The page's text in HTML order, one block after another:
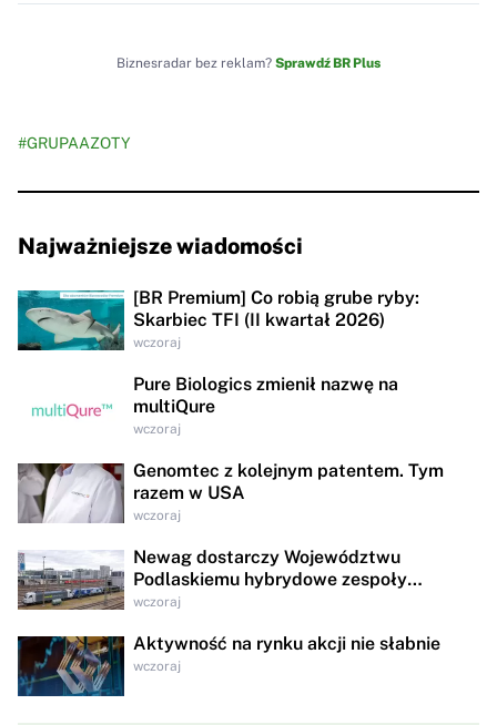
Biznesradar bez reklam? Sprawdź BR Plus
#GRUPAAZOTY
Najważniejsze wiadomości
[BR Premium] Co robią grube ryby:
Skarbiec TFI (II kwartał 2026)
wczoraj
Pure Biologics zmienił nazwę na
multiQure
wczoraj
Genomtec z kolejnym patentem. Tym
razem w USA
wczoraj
Newag dostarczy Województwu
Podlaskiemu hybrydowe zespoły
trakcyjne za 95,8 mln zł
wczoraj
Aktywność na rynku akcji nie słabnie
wczoraj